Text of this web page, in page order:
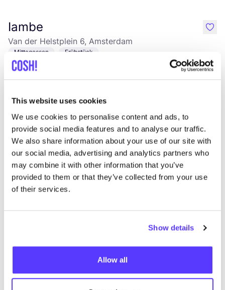
This website uses cookies
We use cookies to personalise content and ads, to
provide social media features and to analyse our traffic.
We also share information about your use of our site with
our social media, advertising and analytics partners who
may combine it with other information that you’ve
provided to them or that they’ve collected from your use
of their services.
Show details
Allow all
Iambe
Van der Helstplein 6, Amsterdam
Mittagessen Frühstück
Zur Route hinzufügen Besuche Webshop
like